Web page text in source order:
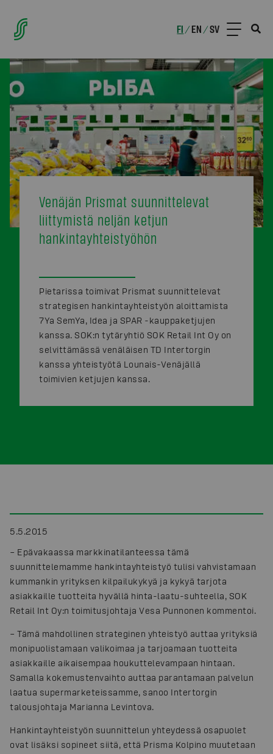
FI /EN /SV
Venäjän Prismat suunnittelevat
liittymistä neljän ketjun
hankintayhteistyöhön
Pietarissa toimivat Prismat suunnittelevat
strategisen hankintayhteistyön aloittamista
7Ya SemYa, Idea ja SPAR -kauppaketjujen
kanssa. SOK:n tytäryhtiö SOK Retail Int Oy on
selvittämässä venäläisen TD Intertorgin
kanssa yhteistyötä Lounais-Venäjällä
toimivien ketjujen kanssa.
5.5.2015
– Epävakaassa markkinatilanteessa tämä
suunnittelemamme hankintayhteistyö tulisi vahvistamaan
kummankin yrityksen kilpailukykyä ja kykyä tarjota
asiakkaille tuotteita hyvällä hinta-laatu-suhteella, SOK
Retail Int Oy:n toimitusjohtaja Vesa Punnonen kommentoi.
– Tämä mahdollinen strateginen yhteistyö auttaa yrityksiä
monipuolistamaan valikoimaa ja tarjoamaan tuotteita
asiakkaille aikaisempaa houkuttelevampaan hintaan.
Samalla kokemustenvaihto auttaa parantamaan palvelun
laatua supermarketeissamme, sanoo Intertorgin
talousjohtaja Marianna Levintova.
Hankintayhteistyön suunnittelun yhteydessä osapuolet
ovat lisäksi sopineet siitä, että Prisma Kolpino muutetaan